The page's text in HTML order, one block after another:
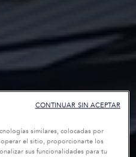
similares, colocadas por
el sitio, proporcionarte los
sus funcionalidades para tu
CONTINUAR SIN ACEPTAR